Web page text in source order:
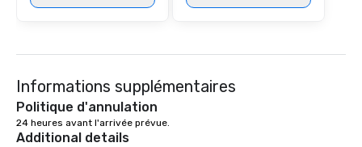
Informations supplémentaires
Politique d'annulation
24 heures avant l'arrivée prévue.
Additional details